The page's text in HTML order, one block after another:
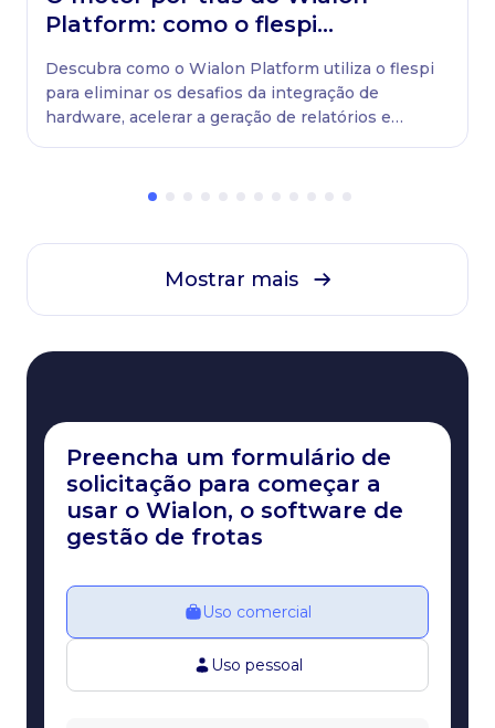
Platform: como o flespi
Descubra como o Wialon Platform utiliza o flespi
para eliminar os desafios da integração de
hardware, acelerar a geração de relatórios e
Mostrar mais
Preencha um formulário de
solicitação para começar a
usar o Wialon, o software de
gestão de frotas
Uso comercial
Uso pessoal